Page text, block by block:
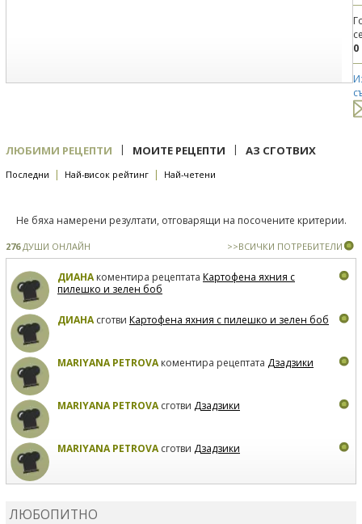
0
ЛЮБИМИ РЕЦЕПТИ | МОИТЕ РЕЦЕПТИ | АЗ СГОТВИХ
Последни | Най-висок рейтинг | Най-четени
Не бяха намерени резултати, отговарящи на посочените критерии.
276ДУШИ ОНЛАЙН >>ВСИЧКИ ПОТРЕБИТЕЛИ
ДИАНАкоментира рецептата Картофена яхния с
пилешко и зелен боб
ДИАНАсготви Картофена яхния с пилешко и зелен боб
MARIYANA PETROVAкоментира рецептата Дзадзики
MARIYANA PETROVAсготви Дзадзики
MARIYANA PETROVAсготви Дзадзики
ЛЮБОПИТНО